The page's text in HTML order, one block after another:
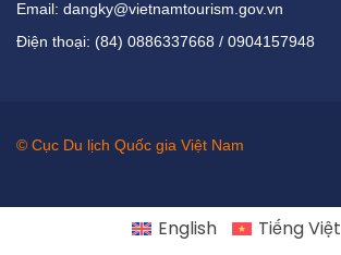
Email: dangky@vietnamtourism.gov.vn
Điện thoại: (84) 0886337668 / 0904157948
© Cục Du lịch Quốc gia Việt Nam
English Tiếng Việt